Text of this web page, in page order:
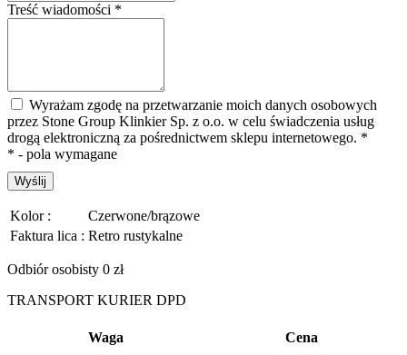
Treść wiadomości *
Wyrażam zgodę na przetwarzanie moich danych osobowych
przez Stone Group Klinkier Sp. z o.o. w celu świadczenia usług
drogą elektroniczną za pośrednictwem sklepu internetowego. *
* - pola wymagane
Wyślij
Kolor :
Czerwone/brązowe
Faktura lica : Retro rustykalne
Odbiór osobisty 0 zł
TRANSPORT KURIER DPD
Waga
Cena